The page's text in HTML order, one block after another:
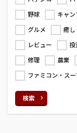
野球
キャン
グルメ
癒し
レビュー
投
修理
農業
ファミコン・スー
検索